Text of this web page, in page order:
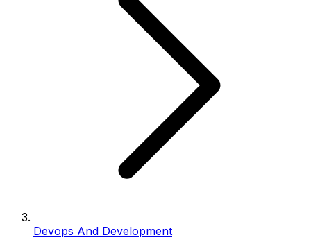
Devops And Development